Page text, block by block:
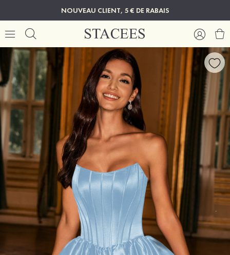
NOUVEAU CLIENT, 5 € DE RABAIS